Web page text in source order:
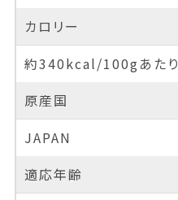
カロリー
約340kcal/100gあたり
原産国
JAPAN
適応年齢